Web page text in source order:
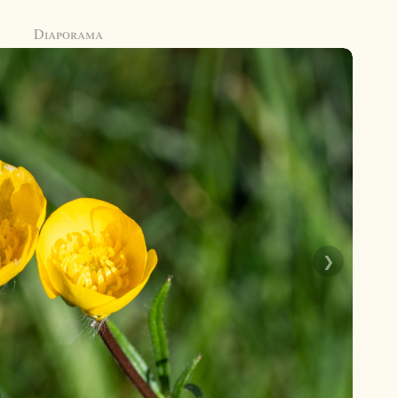
Diaporama
❯